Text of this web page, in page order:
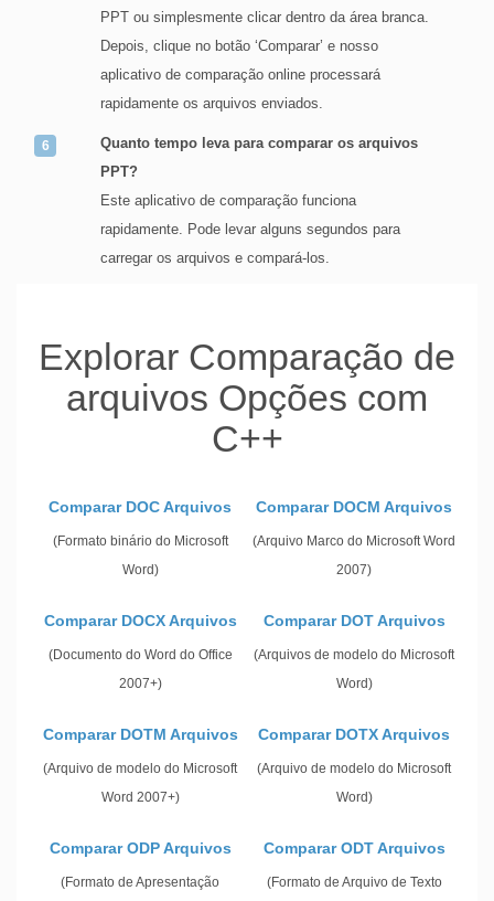
PPT ou simplesmente clicar dentro da área branca.
Depois, clique no botão ‘Comparar’ e nosso
aplicativo de comparação online processará
rapidamente os arquivos enviados.
Quanto tempo leva para comparar os arquivos
PPT?
Este aplicativo de comparação funciona
rapidamente. Pode levar alguns segundos para
carregar os arquivos e compará-los.
Explorar Comparação de
arquivos Opções com
C++
Comparar DOC Arquivos
(Formato binário do Microsoft
Word)
Comparar DOCM Arquivos
(Arquivo Marco do Microsoft Word
2007)
Comparar DOCX Arquivos
(Documento do Word do Office
2007+)
Comparar DOT Arquivos
(Arquivos de modelo do Microsoft
Word)
Comparar DOTM Arquivos
(Arquivo de modelo do Microsoft
Word 2007+)
Comparar DOTX Arquivos
(Arquivo de modelo do Microsoft
Word)
Comparar ODP Arquivos
(Formato de Apresentação
Comparar ODT Arquivos
(Formato de Arquivo de Texto